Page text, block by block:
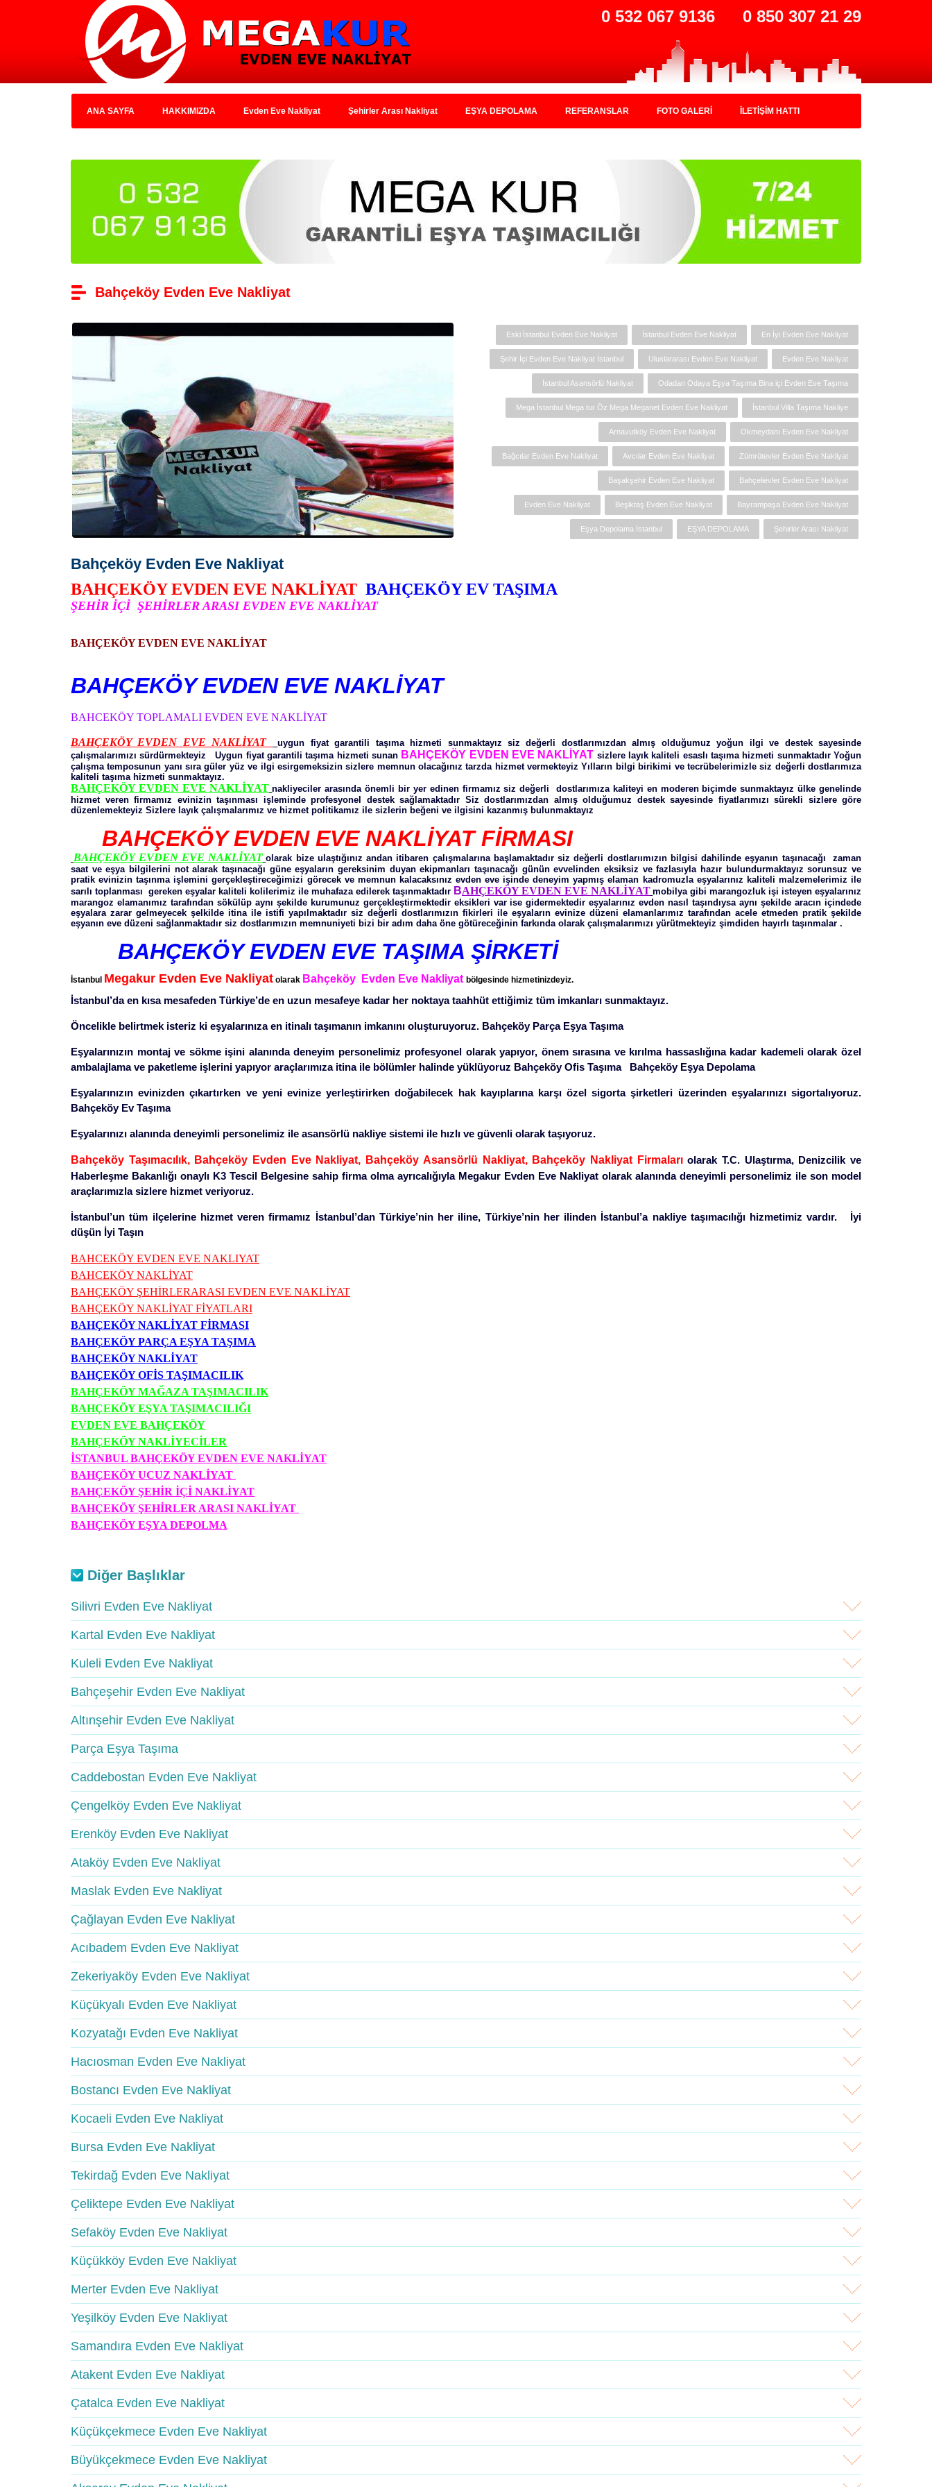
0 850 307 21 29
0 532 067 9136
ANA SAYFA HAKKIMIZDA Evden Eve Nakliyat Şehirler Arası Nakliyat EŞYA DEPOLAMA REFERANSLAR FOTO GALERİ İLETİŞİM HATTI
Bahçeköy Evden Eve Nakliyat
En İyi Evden Eve Nakliyat
İstanbul Evden Eve Nakliyat
Eski İstanbul Evden Eve Nakliyat
Evden Eve Nakliyat
Uluslararası Evden Eve Nakliyat
Şehir İçi Evden Eve Nakliyat İstanbul
Odadan Odaya Eşya Taşıma Bina içi Evden Eve Taşıma
İstanbul Asansörlü Nakliyat
İstanbul Villa Taşıma Nakliye
Mega İstanbul Mega tur Öz Mega Meganet Evden Eve Nakliyat
Okmeydanı Evden Eve Nakliyat
Arnavutköy Evden Eve Nakliyat
Zümrütevler Evden Eve Nakliyat
Avcılar Evden Eve Nakliyat
Bağcılar Evden Eve Nakliyat
Bahçelievler Evden Eve Nakliyat
Başakşehir Evden Eve Nakliyat
Bayrampaşa Evden Eve Nakliyat
Beşiktaş Evden Eve Nakliyat
Evden Eve Nakliyat
Şehirler Arası Nakliyat
EŞYA DEPOLAMA
Eşya Depolama İstanbul
Bahçeköy Evden Eve Nakliyat
BAHÇEKÖY EVDEN EVE NAKLİYAT BAHÇEKÖY EV TAŞIMA
ŞEHİR İÇİ ŞEHİRLER ARASI EVDEN EVE NAKLİYAT
BAHÇEKÖY EVDEN EVE NAKLİYAT
BAHÇEKÖY EVDEN EVE NAKLİYAT
BAHCEKÖY TOPLAMALI EVDEN EVE NAKLİYAT
BAHÇEKÖY EVDEN EVE NAKLİYAT
uygun fiyat garantili taşıma hizmeti sunmaktayız siz değerli dostlarımızdan almış olduğumuz yoğun ilgi ve destek sayesinde
çalışmalarımızı sürdürmekteyiz Uygun fiyat garantili taşıma hizmeti sunan BAHÇEKÖY EVDEN EVE NAKLİYAT sizlere layık kaliteli esaslı taşıma hizmeti sunmaktadır Yoğun
çalışma temposunun yanı sıra güler yüz ve ilgi esirgemeksizin sizlere memnun olacağınız tarzda hizmet vermekteyiz Yılların bilgi birikimi ve tecrübelerimizle siz değerli dostlarımıza
kaliteli taşıma hizmeti sunmaktayız.
BAHÇEKÖY EVDEN EVE NAKLİYAT nakliyeciler arasında önemli bir yer edinen firmamız siz değerli dostlarımıza kaliteyi en moderen biçimde sunmaktayız ülke genelinde
hizmet veren firmamız evinizin taşınması işleminde profesyonel destek sağlamaktadır Siz dostlarımızdan almış olduğumuz destek sayesinde fiyatlarımızı sürekli sizlere göre
düzenlemekteyiz Sizlere layık çalışmalarımız ve hizmet politikamız ile sizlerin beğeni ve ilgisini kazanmış bulunmaktayız
BAHÇEKÖY EVDEN EVE NAKLİYAT FİRMASI
BAHÇEKÖY EVDEN EVE NAKLİYAT olarak bize ulaştığınız andan itibaren çalışmalarına başlamaktadır siz değerli dostlarıımızın bilgisi dahilinde eşyanın taşınacağı zaman
saat ve eşya bilgilerini not alarak taşınacağı güne eşyaların gereksinim duyan ekipmanları taşınacağı günün evvelinden eksiksiz ve fazlasıyla hazır bulundurmaktayız sorunsuz ve
pratik evinizin taşınma işlemini gerçekleştireceğimizi görecek ve memnun kalacaksınız evden eve işinde deneyim yapmış elaman kadromuzla eşyalarınız kaliteli malzemelerimiz ile
sarılı toplanması gereken eşyalar kaliteli kolilerimiz ile muhafaza edilerek taşınmaktadır BAHÇEKÖY EVDEN EVE NAKLİYAT mobilya gibi marangozluk işi isteyen eşyalarınız
marangoz elamanımız tarafından sökülüp aynı şekilde kurumunuz gerçekleştirmektedir eksikleri var ise gidermektedir eşyalarınız evden nasıl taşındıysa aynı şekilde aracın içindede
eşyalara zarar gelmeyecek şelkilde itina ile istifi yapılmaktadır siz değerli dostlarımızın fikirleri ile eşyaların evinize düzeni elamanlarımız tarafından acele etmeden pratik şekilde
eşyanın eve düzeni sağlanmaktadır siz dostlarımızın memnuniyeti bizi bir adım daha öne götüreceğinin farkında olarak çalışmalarımızı yürütmekteyiz şimdiden hayırlı taşınmalar .
BAHÇEKÖY EVDEN EVE TAŞIMA ŞİRKETİ
İstanbul Megakur Evden Eve Nakliyat olarak Bahçeköy Evden Eve Nakliyat bölgesinde hizmetinizdeyiz.
İstanbul’da en kısa mesafeden Türkiye’de en uzun mesafeye kadar her noktaya taahhüt ettiğimiz tüm imkanları sunmaktayız.
Öncelikle belirtmek isteriz ki eşyalarınıza en itinalı taşımanın imkanını oluşturuyoruz. Bahçeköy Parça Eşya Taşıma
Eşyalarınızın montaj ve sökme işini alanında deneyim personelimiz profesyonel olarak yapıyor, önem sırasına ve kırılma hassaslığına kadar kademeli olarak özel
ambalajlama ve paketleme işlerini yapıyor araçlarımıza itina ile bölümler halinde yüklüyoruz Bahçeköy Ofis Taşıma Bahçeköy Eşya Depolama
Eşyalarınızın evinizden çıkartırken ve yeni evinize yerleştirirken doğabilecek hak kayıplarına karşı özel sigorta şirketleri üzerinden eşyalarınızı sigortalıyoruz.
Bahçeköy Ev Taşıma
Eşyalarınızı alanında deneyimli personelimiz ile asansörlü nakliye sistemi ile hızlı ve güvenli olarak taşıyoruz.
Bahçeköy Taşımacılık, Bahçeköy Evden Eve Nakliyat, Bahçeköy Asansörlü Nakliyat, Bahçeköy Nakliyat Firmalarıolarak T.C. Ulaştırma, Denizcilik ve
Haberleşme Bakanlığı onaylı K3 Tescil Belgesine sahip firma olma ayrıcalığıyla Megakur Evden Eve Nakliyat olarak alanında deneyimli personelimiz ile son model
araçlarımızla sizlere hizmet veriyoruz.
İstanbul’un tüm ilçelerine hizmet veren firmamız İstanbul’dan Türkiye’nin her iline, Türkiye’nin her ilinden İstanbul’a nakliye taşımacılığı hizmetimiz vardır. İyi
düşün İyi Taşın
BAHCEKÖY EVDEN EVE NAKLIYAT
BAHCEKÖY NAKLİYAT
BAHÇEKÖY ŞEHİRLERARASI EVDEN EVE NAKLİYAT
BAHÇEKÖY NAKLİYAT FİYATLARI
BAHÇEKÖY NAKLİYAT FİRMASI
BAHÇEKÖY PARÇA EŞYA TAŞIMA
BAHÇEKÖY NAKLİYAT
BAHÇEKÖY OFİS TAŞIMACILIK
BAHÇEKÖY MAĞAZA TAŞIMACILIK
BAHÇEKÖY EŞYA TAŞIMACILIĞI
EVDEN EVE BAHÇEKÖY
BAHÇEKÖY NAKLİYECİLER
İSTANBUL BAHÇEKÖY EVDEN EVE NAKLİYAT
BAHÇEKÖY UCUZ NAKLİYAT
BAHÇEKÖY ŞEHİR İÇİ NAKLİYAT
BAHÇEKÖY ŞEHİRLER ARASI NAKLİYAT
BAHÇEKÖY EŞYA DEPOLMA
Diğer Başlıklar
Silivri Evden Eve Nakliyat
Kartal Evden Eve Nakliyat
Kuleli Evden Eve Nakliyat
Bahçeşehir Evden Eve Nakliyat
Altınşehir Evden Eve Nakliyat
Parça Eşya Taşıma
Caddebostan Evden Eve Nakliyat
Çengelköy Evden Eve Nakliyat
Erenköy Evden Eve Nakliyat
Ataköy Evden Eve Nakliyat
Maslak Evden Eve Nakliyat
Çağlayan Evden Eve Nakliyat
Acıbadem Evden Eve Nakliyat
Zekeriyaköy Evden Eve Nakliyat
Küçükyalı Evden Eve Nakliyat
Kozyatağı Evden Eve Nakliyat
Hacıosman Evden Eve Nakliyat
Bostancı Evden Eve Nakliyat
Kocaeli Evden Eve Nakliyat
Bursa Evden Eve Nakliyat
Tekirdağ Evden Eve Nakliyat
Çeliktepe Evden Eve Nakliyat
Sefaköy Evden Eve Nakliyat
Küçükköy Evden Eve Nakliyat
Merter Evden Eve Nakliyat
Yeşilköy Evden Eve Nakliyat
Samandıra Evden Eve Nakliyat
Atakent Evden Eve Nakliyat
Çatalca Evden Eve Nakliyat
Küçükçekmece Evden Eve Nakliyat
Büyükçekmece Evden Eve Nakliyat